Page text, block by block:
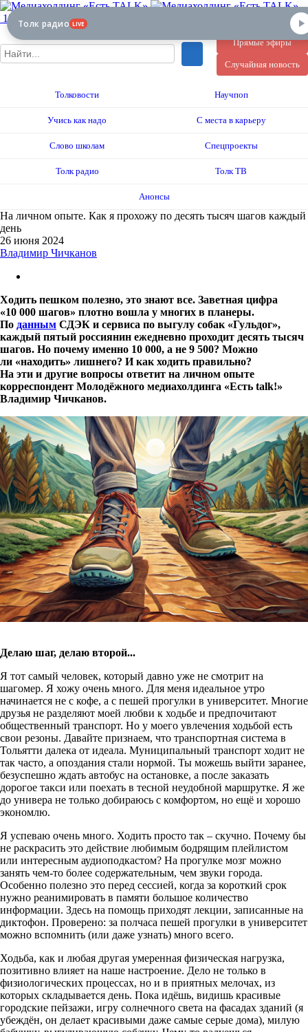
12+
Прямые эфиры
Случайная новость
Толковости Научпоп
Учись как надо С места в карьеру
Слово школам Спецпроекты
Толк радио Толк ТВ
Анонсы
На личном опыте. Как я прохожу по десять тысяч шагов каждый
день
26 июня 2024
Владимир Чичканов
Ходить пешком полезно, это знают все. Заветная цифра
«10 000 шагов» плотно вошла у многих в планеры.
По данным СДЭК и сервиса по выгулу собак «Гульдог»,
каждый пятый россиянин ежедневно проходит десять тысяч
шагов. Но почему именно 10 000, а не 9 500? Можно
ли «находить» лишнего? И как ходить правильно?
На эти и другие вопросы ответит на личном опыте
корреспондент Молодёжного медиахолдинга «Есть talk!»
Владимир Чичканов.
Делаю шаг, делаю второй...
Я тот самый человек, который давно уже не смотрит на
шагомер. Я хожу очень много. Для меня идеальное утро
начинается не с кофе, а с пешей прогулки в университет. Многие
друзья не разделяют моей любви к ходьбе и предпочитают
общественный транспорт. Но у моего увлечения ходьбой есть
свои резоны. Давайте признаем, что транспортная система в
Тольятти далека от идеала. Муниципальный транспорт ходит не
так часто, а опоздания стали нормой. Ты можешь выйти заранее,
безуспешно ждать автобус на остановке, а после заказать
дорогое такси или поехать в тесной неудобной маршрутке. Я же
до универа не только добираюсь с комфортом, но ещё и хорошо
экономлю.
Я успеваю очень много. Ходить просто так – скучно. Почему бы
не раскрасить это действие любимым бодрящим плейлистом
или интересным аудиоподкастом? На прогулке мозг можно
занять чем-то более содержательным, чем звуки города.
Особенно полезно это перед сессией, когда за короткий срок
нужно реанимировать в памяти большое количество
информации. Здесь на помощь приходят лекции, записанные на
диктофон. Проверено: за полчаса пешей прогулки в университет
можно вспомнить (или даже узнать) много всего.
Ходьба, как и любая другая умеренная физическая нагрузка,
позитивно влияет на наше настроение. Дело не только в
физиологических процессах, но и в приятных мелочах, из
которых складывается день. Пока идёшь, видишь красивые
городские пейзажи, игру солнечного света на фасадах зданий (я
убеждён, он делает красивыми даже самые серые дома), милую
Толк радио LIVE